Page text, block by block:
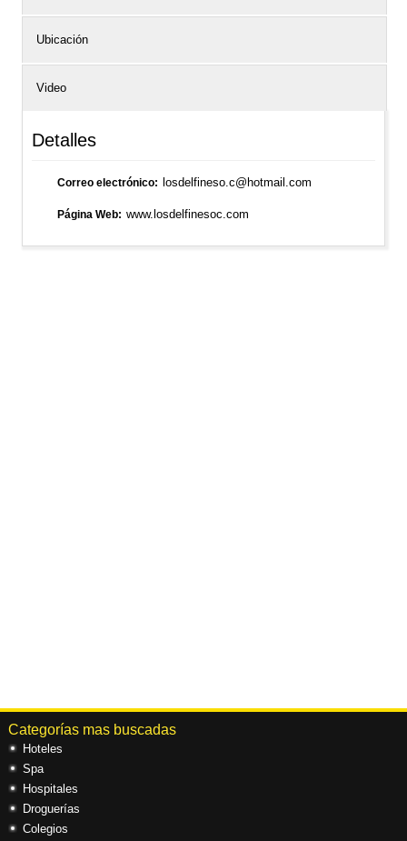
Ubicación
Video
Detalles
Correo electrónico losdelfineso.c@hotmail.com
Página Web www.losdelfinesoc.com
Categorías mas buscadas
Hoteles
Spa
Hospitales
Droguerías
Colegios